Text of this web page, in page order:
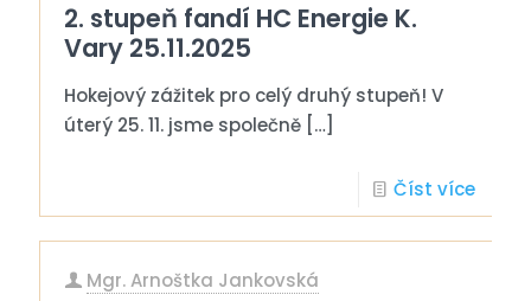
2. stupeň fandí HC Energie K.
Vary 25.11.2025
Hokejový zážitek pro celý druhý stupeň! V
úterý 25. 11. jsme společně […]
Číst více
Mgr. Arnoštka Jankovská